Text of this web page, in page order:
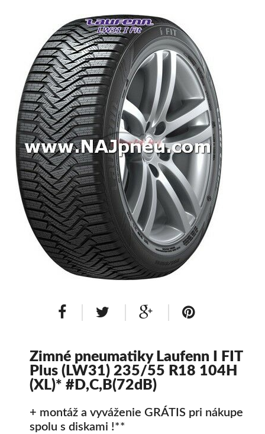
Osobné/crossover + malé úžitkové
SUV/crossover + OFFRoad-ové
Dodávkové + malé úžitkové
Celoročné pneumatiky
Osobné/crossover + malé úžitkové
SUV/crossover + OFFRoad-ové
Dodávkové + malé úžitkové
Disky
Hliníkové / ALU disky / Elektróny
Puklice na kolesá Kontakt Blog
Zimné pneumatiky Laufenn I FIT
Plus (LW31) 235/55 R18 104H
(XL)* #D,C,B(72dB)
+ montáž a vyváženie GRÁTIS pri nákupe
spolu s diskami !**